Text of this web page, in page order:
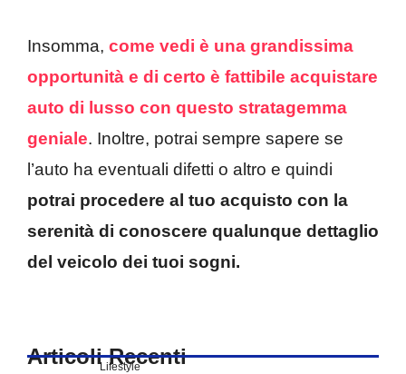
Insomma, come vedi è una grandissima
opportunità e di certo è fattibile acquistare
auto di lusso con questo stratagemma
geniale. Inoltre, potrai sempre sapere se
l’auto ha eventuali difetti o altro e quindi
potrai procedere al tuo acquisto con la
serenità di conoscere qualunque dettaglio
del veicolo dei tuoi sogni.
Articoli Recenti
Lifestyle